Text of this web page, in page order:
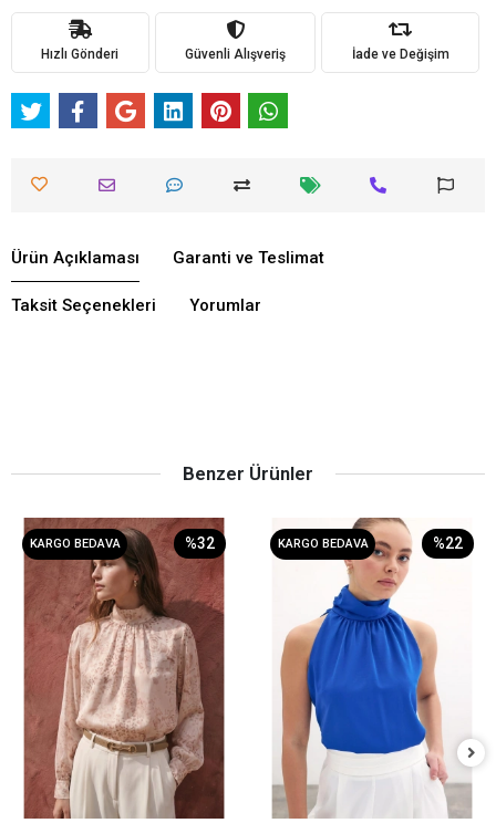
Hızlı Gönderi Güvenli Alışveriş İade ve Değişim
Ürün Açıklaması Garanti ve Teslimat
Taksit Seçenekleri Yorumlar
Benzer Ürünler
KARGO BEDAVA %32 KARGO BEDAVA %22